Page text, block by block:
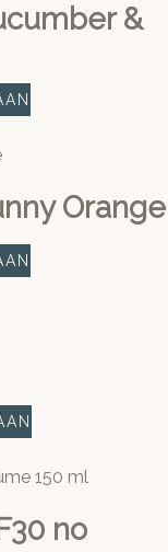
&
Orange
no